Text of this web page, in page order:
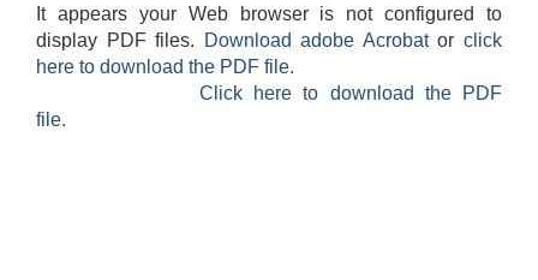
It appears your Web browser is not configured to
display PDF files.
Download adobe Acrobatorclick
here to download the PDF file.
Click here to download the PDF
file.